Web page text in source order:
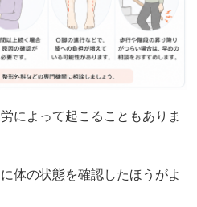
によって起こることもありま
体の状態を確認したほうがよ